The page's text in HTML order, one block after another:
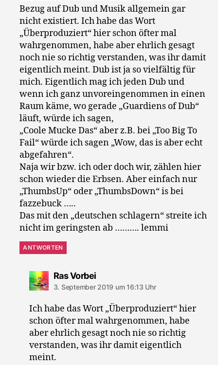
Bezug auf Dub und Musik allgemein gar
nicht existiert. Ich habe das Wort
„Überproduziert“ hier schon öfter mal
wahrgenommen, habe aber ehrlich gesagt
noch nie so richtig verstanden, was ihr damit
eigentlich meint. Dub ist ja so vielfältig für
mich. Eigentlich mag ich jeden Dub und
wenn ich ganz unvoreingenommen in einen
Raum käme, wo gerade „Guardiens of Dub“
läuft, würde ich sagen,
„Coole Mucke Das“ aber z.B. bei „Too Big To
Fail“ würde ich sagen „Wow, das is aber echt
abgefahren“.
Naja wir bzw. ich oder doch wir, zählen hier
schon wieder die Erbsen. Aber einfach nur
„ThumbsUp“ oder „ThumbsDown“ is bei
fazzebuck …..
Das mit den „deutschen schlagern“ streite ich
nicht im geringsten ab ………. lemmi
ANTWORTEN
Ras Vorbeisagt:
3. September 2019 um 16:13 Uhr
Ich habe das Wort „Überproduziert“ hier
schon öfter mal wahrgenommen, habe
aber ehrlich gesagt noch nie so richtig
verstanden, was ihr damit eigentlich
meint.